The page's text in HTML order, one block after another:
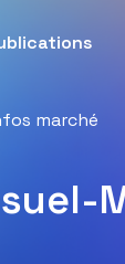
marché